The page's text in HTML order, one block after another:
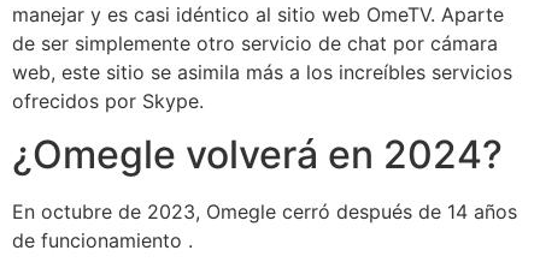
manejar y es casi idéntico al sitio web OmeTV. Aparte
de ser simplemente otro servicio de chat por cámara
web, este sitio se asimila más a los increíbles servicios
ofrecidos por Skype.
¿Omegle volverá en 2024?
En octubre de 2023, Omegle cerró después de 14 años
de funcionamiento .